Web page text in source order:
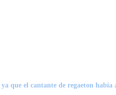
ya que el cantante de regaeton había